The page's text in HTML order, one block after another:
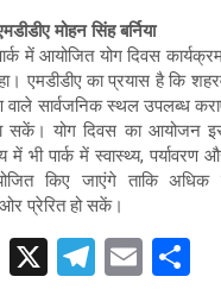
मोहन सिंह बर्निया
में आयोजित योग दिवस
एमडीडीए का प्रयास है कि
वाले सार्वजनिक स्थल उपलब्ध
सकें। योग दिवस का आयोजन
में भी पार्क में स्वास्थ्य,
किए जाएंगे ताकि
प्रेरित हो सकें।
F
X
T
E